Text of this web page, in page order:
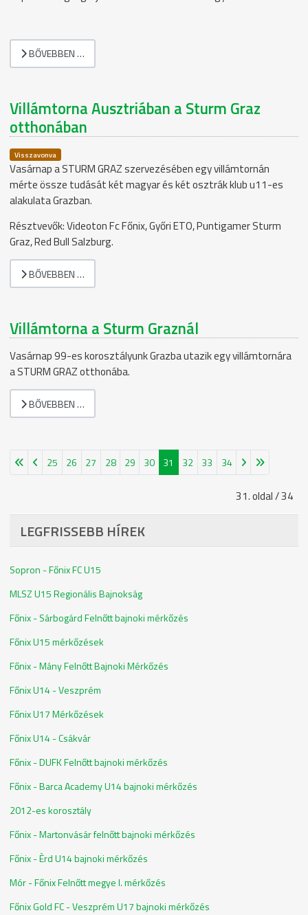
BŐVEBBEN …
Villámtorna Ausztriában a Sturm Graz
otthonában
Visszavonva
Vasárnap a STURM GRAZ szervezésében egy villámtornán
mérte össze tudását két magyar és két osztrák klub u11-es
alakulata Grazban.
Résztvevők: Videoton Fc Főnix, Győri ETO, Puntigamer Sturm
Graz, Red Bull Salzburg.
BŐVEBBEN …
Villámtorna a Sturm Graznál
Vasárnap 99-es korosztályunk Grazba utazik egy villámtornára
a STURM GRAZ otthonába.
BŐVEBBEN …
31. oldal / 34
25 26 27 28 29 30 31 32 33 34
LEGFRISSEBB HÍREK
Sopron - Főnix FC U15
MLSZ U15 Regionális Bajnokság
Főnix - Sárbogárd Felnőtt bajnoki mérkőzés
Főnix U15 mérkőzések
Főnix - Mány Felnőtt Bajnoki Mérkőzés
Főnix U14 - Veszprém
Főnix U17 Mérkőzések
Főnix U14 - Csákvár
Főnix - DUFK Felnőtt bajnoki mérkőzés
Főnix - Barca Academy U14 bajnoki mérkőzés
2012-es korosztály
Főnix - Martonvásár felnőtt bajnoki mérkőzés
Főnix - Èrd U14 bajnoki mérkőzés
Mór - Főnix Felnőtt megye I. mérkőzés
Főnix Gold FC - Veszprém U17 bajnoki mérkőzés